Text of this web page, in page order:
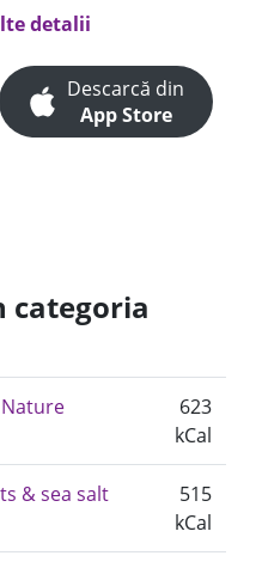
detalii
Descarcă din
App Store
categoria
623
kCal
& sea salt
515
kCal